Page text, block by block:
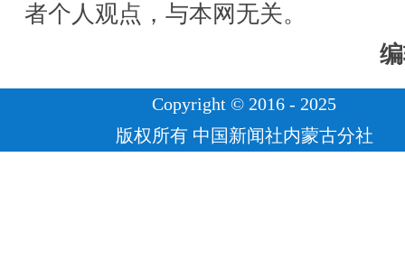
者个人观点，与本网无关。
Copyright © 2016 - 2025
版权所有 中国新闻社内蒙古分社